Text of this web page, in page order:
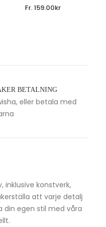
Fr.159.00kr
BETALNING
eller betala med
konstverk,
att varje detalj
din egen stil med våra